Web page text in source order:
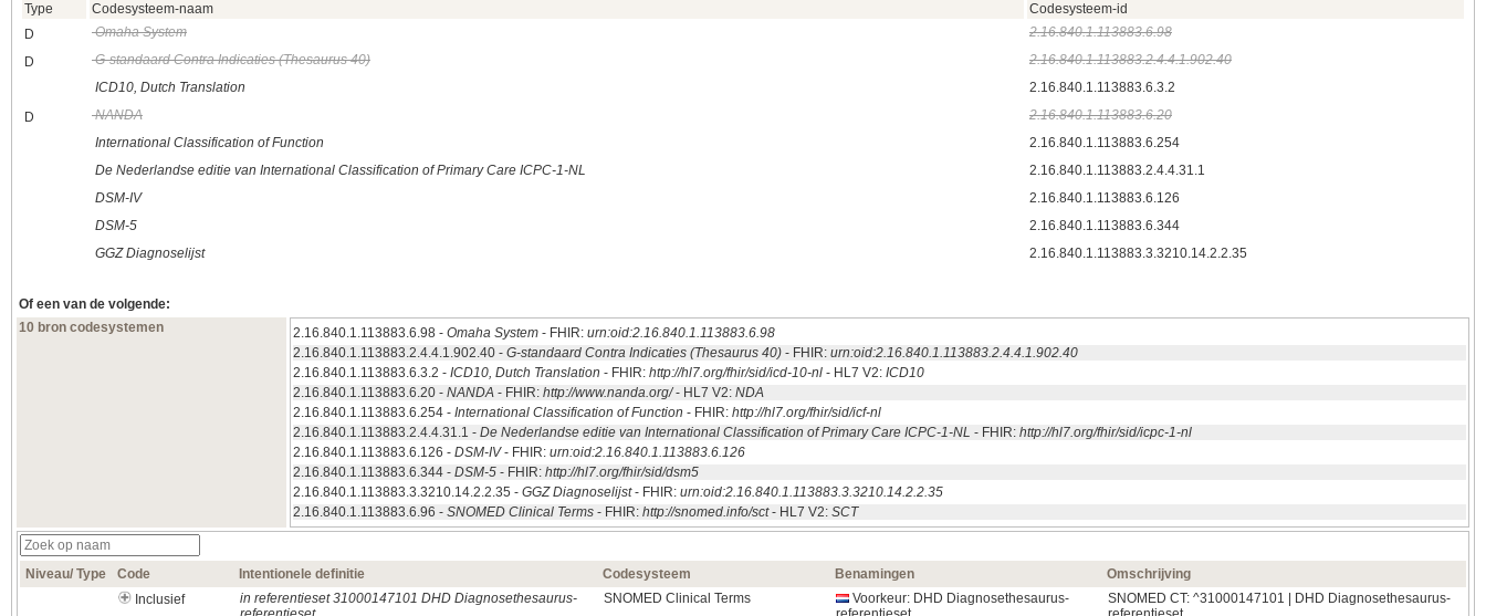
Type
Codesysteem-naam
Codesysteem-id
D
Omaha System
2.16.840.1.113883.6.98
D
G-standaard Contra Indicaties (Thesaurus 40)
2.16.840.1.113883.2.4.4.1.902.40
ICD10, Dutch Translation
2.16.840.1.113883.6.3.2
D
NANDA
2.16.840.1.113883.6.20
International Classification of Function
2.16.840.1.113883.6.254
De Nederlandse editie van International Classification of Primary Care ICPC-1-NL
2.16.840.1.113883.2.4.4.31.1
DSM-IV
2.16.840.1.113883.6.126
DSM-5
2.16.840.1.113883.6.344
GGZ Diagnoselijst
2.16.840.1.113883.3.3210.14.2.2.35
Of een van de volgende:
10 bron codesystemen
2.16.840.1.113883.6.98 - Omaha System - FHIR: urn:oid:2.16.840.1.113883.6.98
2.16.840.1.113883.2.4.4.1.902.40 - G-standaard Contra Indicaties (Thesaurus 40) - FHIR: urn:oid:2.16.840.1.113883.2.4.4.1.902.40
2.16.840.1.113883.6.3.2 - ICD10, Dutch Translation - FHIR: http://hl7.org/fhir/sid/icd-10-nl - HL7 V2: ICD10
2.16.840.1.113883.6.20 - NANDA - FHIR: http://www.nanda.org/- HL7 V2: NDA
2.16.840.1.113883.6.254 - International Classification of Function - FHIR: http://hl7.org/fhir/sid/icf-nl
2.16.840.1.113883.2.4.4.31.1 - De Nederlandse editie van International Classification of Primary Care ICPC-1-NL - FHIR: http://hl7.org/fhir/sid/icpc-1-nl
2.16.840.1.113883.6.126 - DSM-IV- FHIR: urn:oid:2.16.840.1.113883.6.126
2.16.840.1.113883.6.344 - DSM-5 - FHIR: http://hl7.org/fhir/sid/dsm5
2.16.840.1.113883.3.3210.14.2.2.35 - GGZ Diagnoselijst- FHIR: urn:oid:2.16.840.1.113883.3.3210.14.2.2.35
2.16.840.1.113883.6.96 - SNOMED Clinical Terms - FHIR: http://snomed.info/sct- HL7 V2: SCT
Niveau/ Type Code Intentionele definitie Codesysteem Benamingen
Omschrijving
Inclusief
in referentieset 31000147101 DHD Diagnosethesaurus-
SNOMED Clinical Terms
Voorkeur: DHD Diagnosethesaurus-
SNOMED CT: ^31000147101 | DHD Diagnosethesaurus-